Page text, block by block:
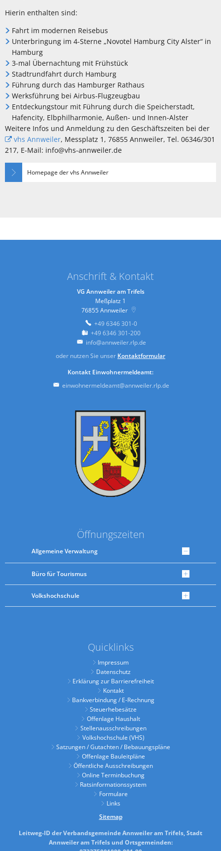
Hierin enthalten sind:
Fahrt im modernen Reisebus
Unterbringung im 4-Sterne „Novotel Hamburg City Alster“ in
Hamburg
3-mal Übernachtung mit Frühstück
Stadtrundfahrt durch Hamburg
Führung durch das Hamburger Rathaus
Werksführung bei Airbus-Flugzeugbau
Entdeckungstour mit Führung durch die Speicherstadt,
Hafencity, Elbphilharmonie, Außen- und Innen-Alster
Weitere Infos und Anmeldung zu den Geschäftszeiten bei der
vhs Annweiler, Messplatz 1, 76855 Annweiler, Tel. 06346/301
217, E-Mail: info@vhs-annweiler.de
Homepage der vhs Annweiler
Anschrift & Kontakt
VG Annweiler am Trifels
Meßplatz 1
76855Annweiler
+49 6346 301-0
+49 6346 301-200
info@annweiler.rlp.de
oder nutzen Sie unser Kontaktformular
Kontakt Einwohnermeldeamt:
einwohnermeldeamt@annweiler.rlp.de
Öffnungszeiten
Allgemeine Verwaltung
Büro für Tourismus
Volkshochschule
Quicklinks
Impressum
Datenschutz
Erklärung zur Barrierefreiheit
Kontakt
Bankverbindung / E-Rechnung
Steuerhebesätze
Offenlage Haushalt
Stellenausschreibungen
Volkshochschule (VHS)
Satzungen / Gutachten / Bebauungspläne
Offenlage Bauleitpläne
Öffentliche Ausschreibungen
Online Terminbuchung
Ratsinformationssystem
Formulare
Links
Sitemap
Leitweg-ID der Verbandsgemeinde Annweiler am Trifels, Stadt
Annweiler am Trifels und Ortsgemeinden: